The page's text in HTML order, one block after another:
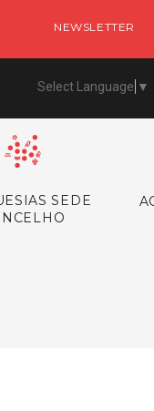
NEWSLETTER
Select Language ▼
SEDE